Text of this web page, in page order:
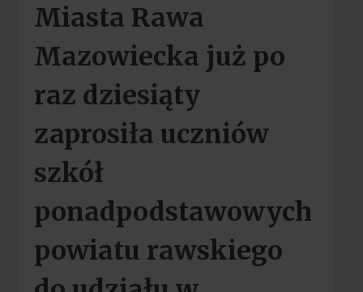
Miasta Rawa
Mazowiecka już po
raz dziesiąty
zaprosiła uczniów
szkół
ponadpodstawowych
powiatu rawskiego